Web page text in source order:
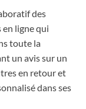
des
en ligne qui
toute la
un avis sur un
en retour et
dans ses